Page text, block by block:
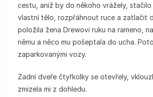
cestu, aniž by do někoho vrážely, stačilo
vlastní tělo, rozpřáhnout ruce a zatlačit
položila žena Drewovi ruku na rameno,
němu a něco mu pošeptala do ucha.
zaparkovanými vozy.
Zadní dveře čtyřkolky se otevřely,
zmizela mi z dohledu.